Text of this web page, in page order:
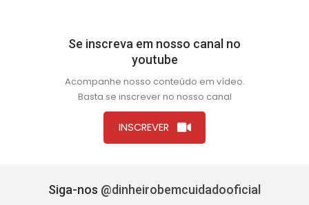
Se inscreva em nosso canal no
youtube
Acompanhe nosso conteúdo em vídeo.
Basta se inscrever no nosso canal
INSCREVER
Siga-nos @dinheirobemcuidadooficial